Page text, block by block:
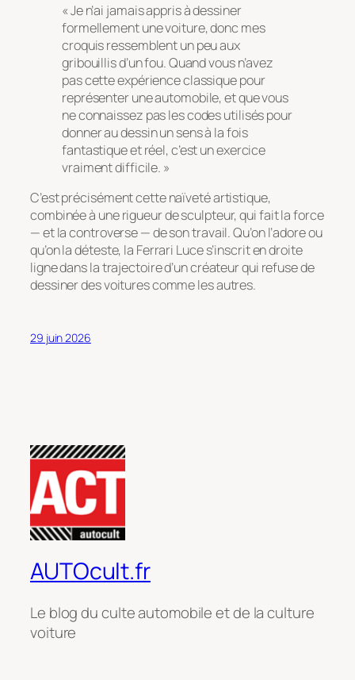
« Je n’ai jamais appris à dessiner
formellement une voiture, donc mes
croquis ressemblent un peu aux
gribouillis d’un fou. Quand vous n’avez
pas cette expérience classique pour
représenter une automobile, et que vous
ne connaissez pas les codes utilisés pour
donner au dessin un sens à la fois
fantastique et réel, c’est un exercice
vraiment difficile. »
C’est précisément cette naïveté artistique,
combinée à une rigueur de sculpteur, qui fait la force
— et la controverse — de son travail. Qu’on l’adore ou
qu’on la déteste, la Ferrari Luce s’inscrit en droite
ligne dans la trajectoire d’un créateur qui refuse de
dessiner des voitures comme les autres.
29 juin 2026
AUTOcult.fr
Le blog du culte automobile et de la culture
voiture